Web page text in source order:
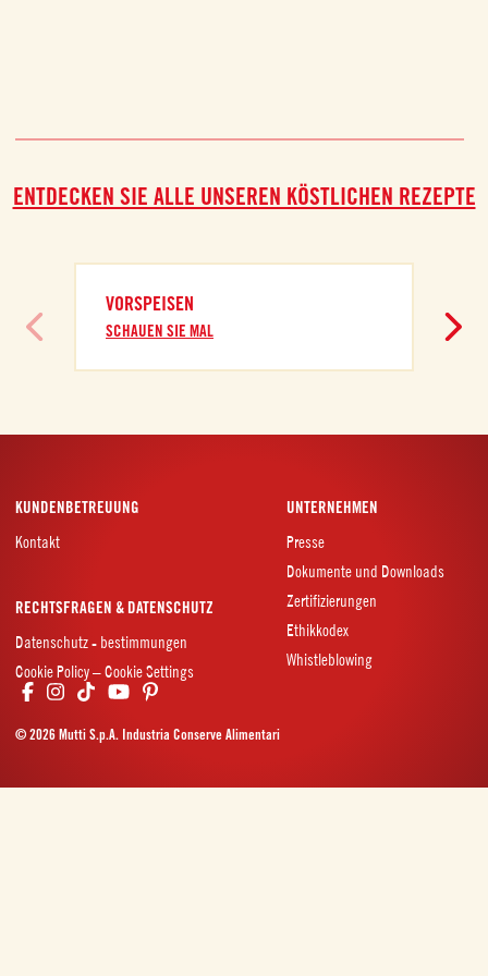
ENTDECKEN SIE ALLE UNSEREN KÖSTLICHEN REZEPTE
VORSPEISEN
SCHAUEN SIE MAL
KUNDENBETREUUNG
Kontakt
UNTERNEHMEN
Presse
Dokumente und Downloads
Zertifizierungen
Ethikkodex
Whistleblowing
RECHTSFRAGEN & DATENSCHUTZ
Datenschutz - bestimmungen
Cookie Policy – Cookie Settings
© 2026 Mutti S.p.A. Industria Conserve Alimentari